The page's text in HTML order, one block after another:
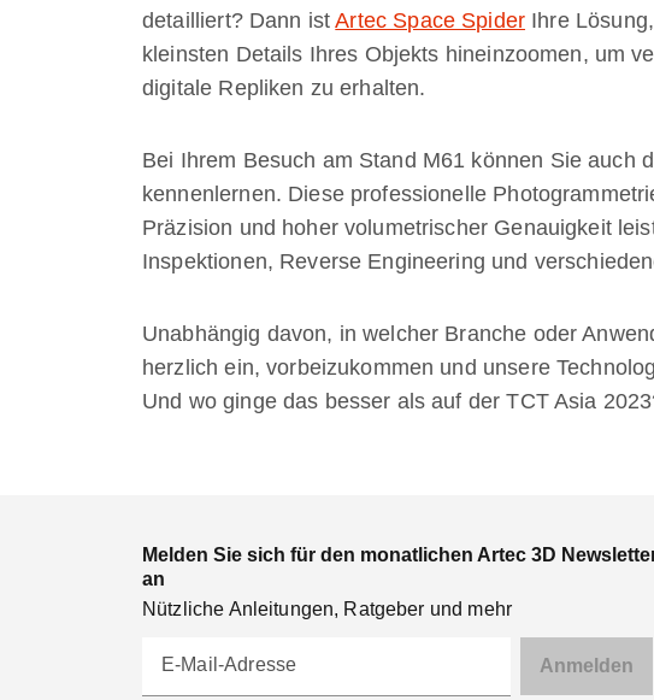
detailliert? Dann istArtec Space Spider Ihre
kleinsten Details Ihres Objekts hineinzoomen, um
digitale Repliken zu erhalten.
Bei Ihrem Besuch am Stand M61 können Sie auch
kennenlernen. Diese professionelle
Präzision und hoher volumetrischer Genauigkeit
Inspektionen, Reverse Engineering und
Unabhängig davon, in welcher Branche oder
herzlich ein, vorbeizukommen und unsere
Und wo ginge das besser als auf der TCT Asia
Melden Sie sich für den monatlichen Artec 3D
an
Nützliche Anleitungen, Ratgeber und mehr
E-Mail-Adresse